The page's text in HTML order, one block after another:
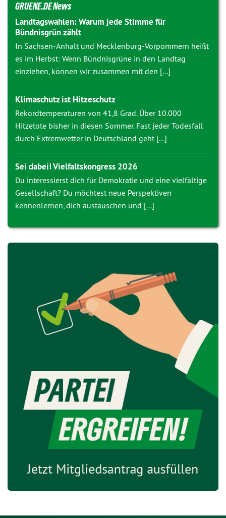
GRUENE.DE News
Landtagswahlen: Warum jede Stimme für
Bündnisgrün zählt
In Sachsen-Anhalt und Mecklenburg-Vorpommern heißt
es im Herbst: Wenn Bündnisgrüne in den Landtag
einziehen, können wir zusammen mit den [...]
Klimaschutz ist Hitzeschutz
Rekordtemperaturen von 41,8 Grad. Über 10.000
Hitzetote bisher in diesen Sommer. Fast jeder Todesfall
durch Extremwetter in Deutschland geht [...]
Sei dabei! Vielfaltskongress 2026
Du interessierst dich für Demokratie und eine vielfältige
Gesellschaft? Du möchtest neue Perspektiven
kennenlernen, dich austauschen und [...]